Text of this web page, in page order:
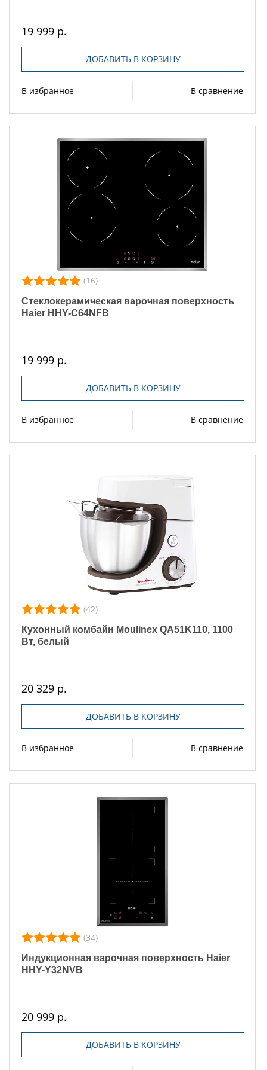
19 999 р.
ДОБАВИТЬ В КОРЗИНУ
В избранное В сравнение
(16)
Стеклокерамическая варочная поверхность
Haier HHY-C64NFB
19 999 р.
ДОБАВИТЬ В КОРЗИНУ
В избранное В сравнение
(42)
Кухонный комбайн Moulinex QA51K110, 1100
Вт, белый
20 329 р.
ДОБАВИТЬ В КОРЗИНУ
В избранное В сравнение
(34)
Индукционная варочная поверхность Haier
HHY-Y32NVB
20 999 р.
ДОБАВИТЬ В КОРЗИНУ